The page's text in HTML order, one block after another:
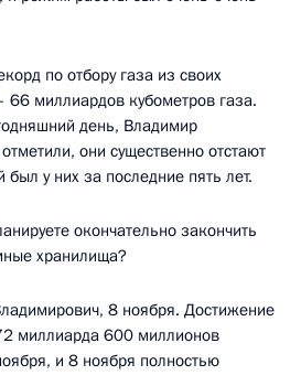
по отбору газа из своих
миллиардов кубометров газа.
день, Владимир
они существенно отстают
был у них за последние пять лет.
окончательно закончить
хранилища?
8 ноября. Достижение
миллиарда 600 миллионов
и 8 ноября полностью